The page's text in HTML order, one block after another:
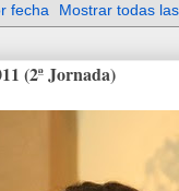
fecha
Mostrar todas
(2ª Jornada)